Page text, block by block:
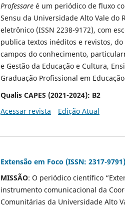
Professare é um periódico de fluxo
Sensu da Universidade Alto Vale do
eletrônico (ISSN 2238-9172), com
publica textos inéditos e revistos,
campos do conhecimento,
e Gestão da Educação e Cultura,
Graduação Profissional em
Qualis CAPES (2021-2024): B2
Acessar revista
Edição Atual
Extensão em Foco (ISSN: 2317-9791)
MISSÃO: O periódico científico
instrumento comunicacional da
Comunitárias da Universidade Alto